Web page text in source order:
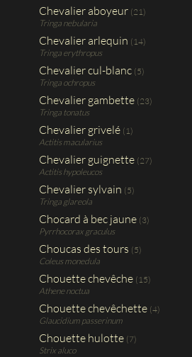
Chevalier aboyeur (21)
Tringa nebularia
Chevalier arlequin (14)
Tringa erythropus
Chevalier cul-blanc (5)
Tringa ochropus
Chevalier gambette (23)
Tringa tonatus
Chevalier grivelé (1)
Actitis macularius
Chevalier guignette (27)
Actitis hypoleucos
Chevalier sylvain (5)
Tringa glareola
Chocard à bec jaune (3)
Pyrrhocorax graculus
Choucas des tours (5)
Coleus monedula
Chouette chevêche (15)
Athene noctua
Chouette chevêchette (4)
Glaucidium passerinum
Chouette hulotte (7)
Strix aluco